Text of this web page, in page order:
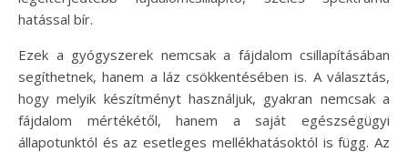
hatással bír.
Ezek a gyógyszerek nemcsak a fájdalom csillapításában
segíthetnek, hanem a láz csökkentésében is. A választás,
hogy melyik készítményt használjuk, gyakran nemcsak a
fájdalom mértékétől, hanem a saját egészségügyi
állapotunktól és az esetleges mellékhatásoktól is függ. Az